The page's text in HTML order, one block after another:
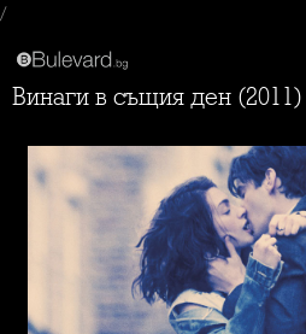
/
Винаги в същия ден (2011)